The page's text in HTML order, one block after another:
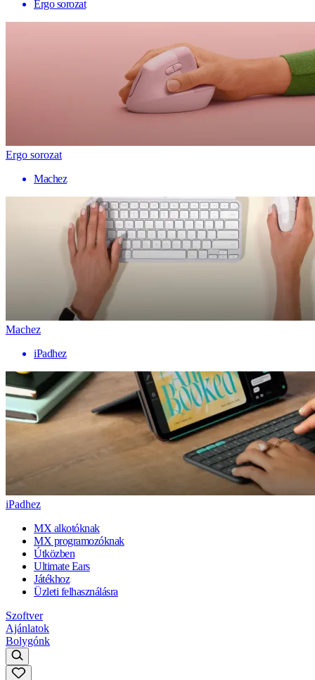
Ergo sorozat
Ergo sorozat
Machez
Machez
iPadhez
iPadhez
MX alkotóknak
MX programozóknak
Útközben
Ultimate Ears
Játékhoz
Üzleti felhasználásra
Szoftver
Ajánlatok
Bolygónk